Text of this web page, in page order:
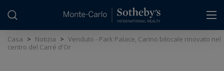
Casa > Notizia > Venduto - Park Palace, Carino bilocale rinovato nel
centro del Carré d'Or